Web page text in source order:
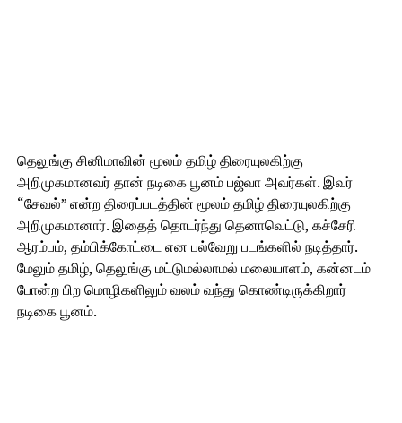
தெலுங்கு சினிமாவின் மூலம் தமிழ் திரையுலகிற்கு
அறிமுகமானவர் தான் நடிகை பூனம் பஜ்வா அவர்கள். இவர்
“சேவல்” என்ற திரைப்படத்தின் மூலம் தமிழ் திரையுலகிற்கு
அறிமுகமானார். இதைத் தொடர்ந்து தெனாவெட்டு, கச்சேரி
ஆரம்பம், தம்பிக்கோட்டை என பல்வேறு படங்களில் நடித்தார்.
மேலும் தமிழ், தெலுங்கு மட்டுமல்லாமல் மலையாளம், கன்னடம்
போன்ற பிற மொழிகளிலும் வலம் வந்து கொண்டிருக்கிறார்
நடிகை பூனம்.